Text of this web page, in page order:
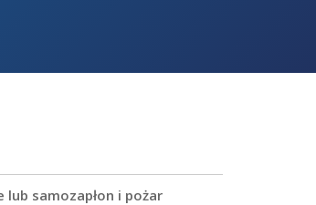
lub samozapłon i pożar